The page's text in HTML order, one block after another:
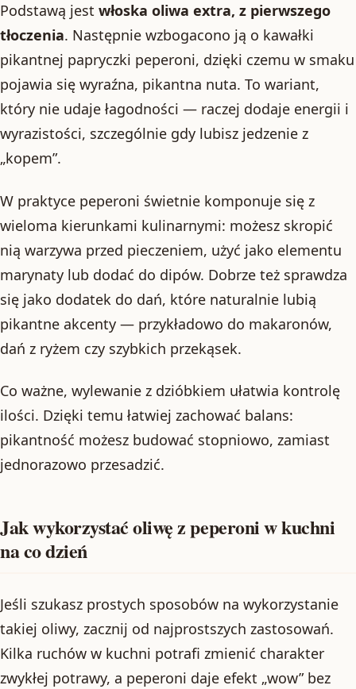
Podstawą jest włoska oliwa extra, z pierwszego
tłoczenia. Następnie wzbogacono ją o kawałki
pikantnej papryczki peperoni, dzięki czemu w smaku
pojawia się wyraźna, pikantna nuta. To wariant,
który nie udaje łagodności — raczej dodaje energii i
wyrazistości, szczególnie gdy lubisz jedzenie z
„kopem”.
W praktyce peperoni świetnie komponuje się z
wieloma kierunkami kulinarnymi: możesz skropić
nią warzywa przed pieczeniem, użyć jako elementu
marynaty lub dodać do dipów. Dobrze też sprawdza
się jako dodatek do dań, które naturalnie lubią
pikantne akcenty — przykładowo do makaronów,
dań z ryżem czy szybkich przekąsek.
Co ważne, wylewanie z dzióbkiem ułatwia kontrolę
ilości. Dzięki temu łatwiej zachować balans:
pikantność możesz budować stopniowo, zamiast
jednorazowo przesadzić.
Jak wykorzystać oliwę z peperoni w kuchni
na co dzień
Jeśli szukasz prostych sposobów na wykorzystanie
takiej oliwy, zacznij od najprostszych zastosowań.
Kilka ruchów w kuchni potrafi zmienić charakter
zwykłej potrawy, a peperoni daje efekt „wow” bez